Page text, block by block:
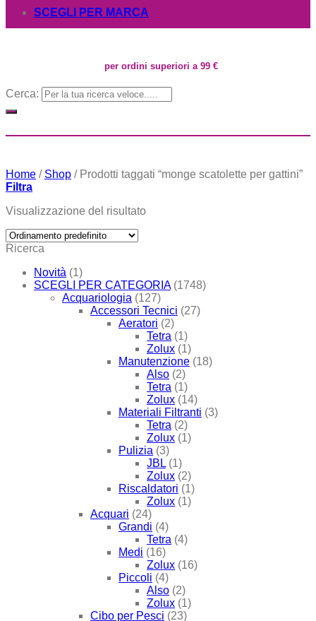
SCEGLI PER MARCA
per ordini superiori a 99 €
Cerca:
Home / Shop /Prodotti taggati “monge scatolette per gattini”
Filtra
Visualizzazione del risultato
Ricerca
Novità (1)
SCEGLI PER CATEGORIA (1748)
Acquariologia (127)
Accessori Tecnici (27)
Aeratori (2)
Tetra (1)
Zolux (1)
Manutenzione (18)
Also (2)
Tetra (1)
Zolux (14)
Materiali Filtranti (3)
Tetra (2)
Zolux (1)
Pulizia (3)
JBL (1)
Zolux (2)
Riscaldatori (1)
Zolux (1)
Acquari (24)
Grandi (4)
Tetra (4)
Medi (16)
Zolux (16)
Piccoli (4)
Also (2)
Zolux (1)
Cibo per Pesci (23)